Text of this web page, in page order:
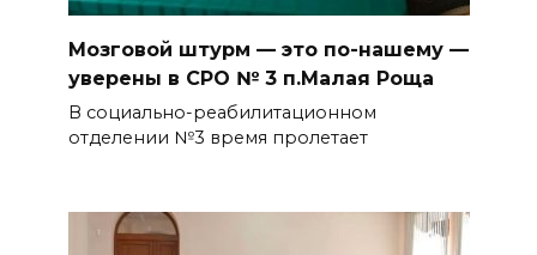
Мозговой штурм — это по-нашему —
уверены в СРО № 3 п.Малая Роща
В социально-реабилитационном
отделении №3 время пролетает